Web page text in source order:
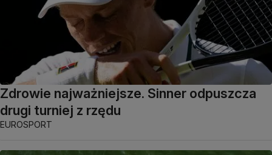
Zdrowie najważniejsze. Sinner odpuszcza
drugi turniej z rzędu
EUROSPORT